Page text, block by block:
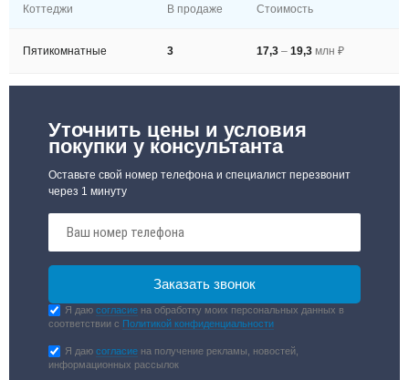
Коттеджи В продаже Стоимость
Пятикомнатные 3 17,3– 19,3млн ₽
Уточнить цены и условия
покупки у консультанта
Оставьте свой номер телефона и специалист перезвонит
через 1 минуту
Я даюсогласие на обработку моих персональных данных в
соответствии с Политикой конфиденциальности
Я даюсогласие на получение рекламы, новостей,
информационных рассылок